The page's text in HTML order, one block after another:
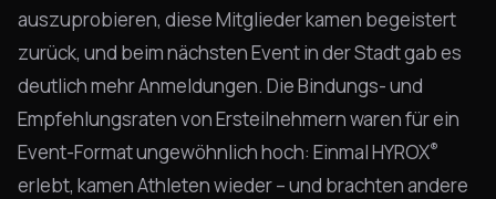
auszuprobieren, diese Mitglieder kamen begeistert
zurück, und beim nächsten Event in der Stadt gab es
deutlich mehr Anmeldungen. Die Bindungs- und
Empfehlungsraten von Ersteilnehmern waren für ein
Event-Format ungewöhnlich hoch: Einmal HYROX®
erlebt, kamen Athleten wieder – und brachten andere